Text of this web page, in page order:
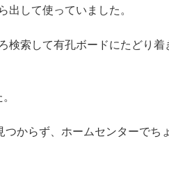
して使っていました。
索して有孔ボードにたどり着
からず、ホームセンターでち